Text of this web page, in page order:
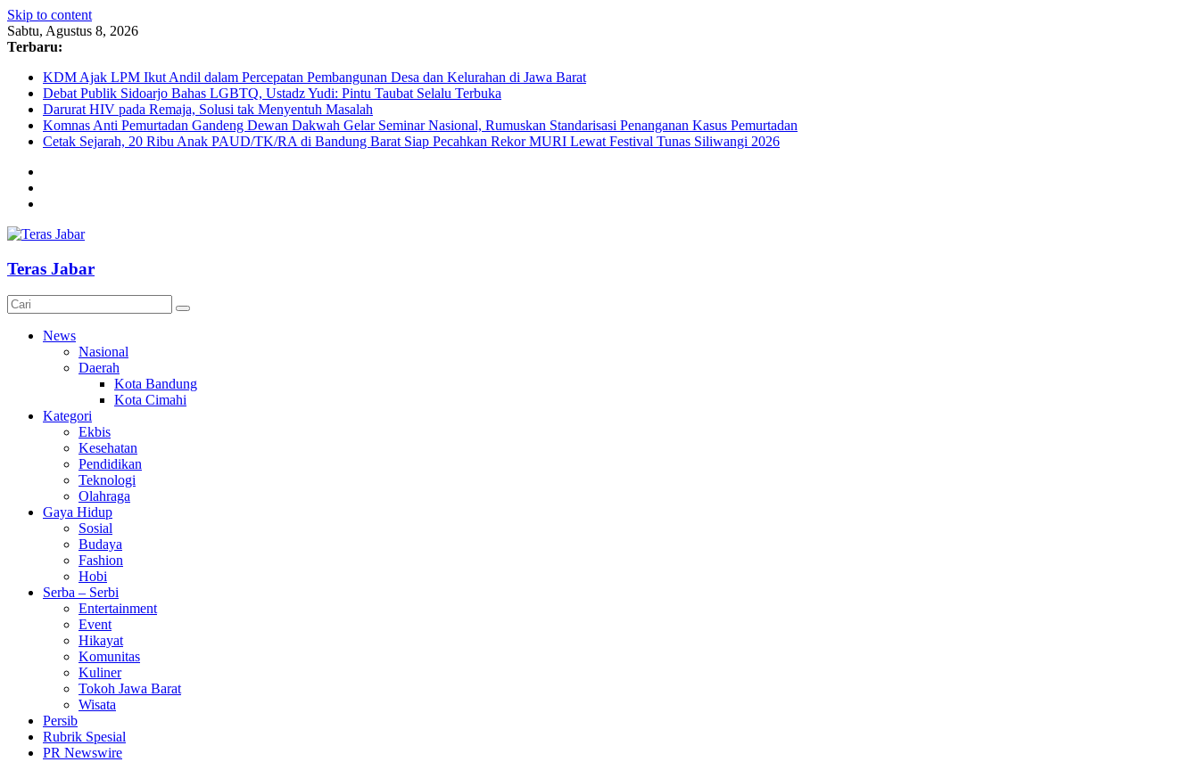
Skip to content
Sabtu, Agustus 8, 2026
Terbaru:
KDM Ajak LPM Ikut Andil dalam Percepatan Pembangunan Desa dan Kelurahan di Jawa Barat
Debat Publik Sidoarjo Bahas LGBTQ, Ustadz Yudi: Pintu Taubat Selalu Terbuka
Darurat HIV pada Remaja, Solusi tak Menyentuh Masalah
Komnas Anti Pemurtadan Gandeng Dewan Dakwah Gelar Seminar Nasional, Rumuskan Standarisasi Penanganan Kasus Pemurtadan
Cetak Sejarah, 20 Ribu Anak PAUD/TK/RA di Bandung Barat Siap Pecahkan Rekor MURI Lewat Festival Tunas Siliwangi 2026
Teras Jabar
News
Nasional
Daerah
Kota Bandung
Kota Cimahi
Kategori
Ekbis
Kesehatan
Pendidikan
Teknologi
Olahraga
Gaya Hidup
Sosial
Budaya
Fashion
Hobi
Serba – Serbi
Entertainment
Event
Hikayat
Komunitas
Kuliner
Tokoh Jawa Barat
Wisata
Persib
Rubrik Spesial
PR Newswire